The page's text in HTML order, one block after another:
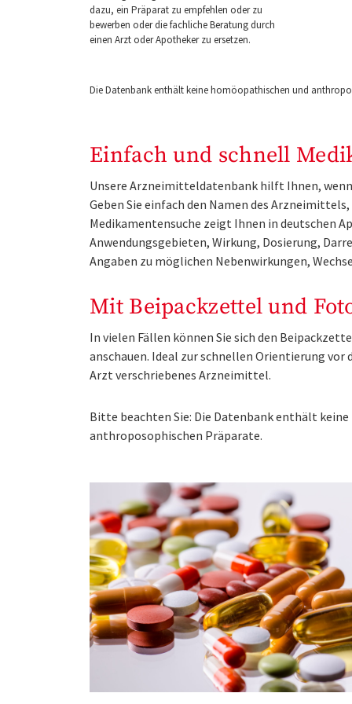
dazu, ein Präparat zu empfehlen oder zu
bewerben oder die fachliche Beratung durch
einen Arzt oder Apotheker zu ersetzen.
Die Datenbank enthält keine homöopathischen und
Einfach und schnell
Unsere Arzneimitteldatenbank hilft Ihnen,
Geben Sie einfach den Namen des
Medikamentensuche zeigt Ihnen in deutschen
Anwendungsgebieten, Wirkung, Dosierung,
Angaben zu möglichen Nebenwirkungen,
Mit Beipackzettel und
In vielen Fällen können Sie sich den
anschauen. Ideal zur schnellen Orientierung
Arzt verschriebenes Arzneimittel.
Bitte beachten Sie: Die Datenbank enthält
anthroposophischen Präparate.